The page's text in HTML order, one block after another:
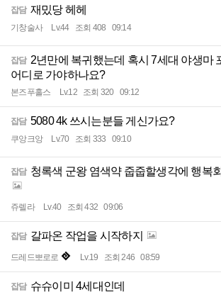
잡담 재밌당 헤헤
기창술사 Lv.44 조회 408 09:14
잡담 2년만에 복귀했는데 혹시 7세대 야생마
어디로 가야하나요?
본즈푸홀스 Lv.12 조회 320 09:12
잡담 5080 4k 쓰시는분들 게신가요?
쿠앙크앙 Lv.70 조회 333 09:10
잡담 청록색 군왕 염색약 줍줍할생각에 행복
쥬렐라 Lv.40 조회 432 09:06
잡담 갈파온 작업을 시작하지
드레드뽀로로 Lv.19 조회 246 08:59
잡담 슈슈이미 4세대인데